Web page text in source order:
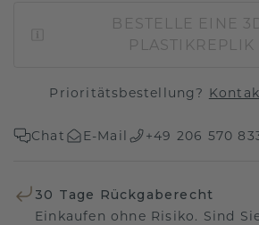
BESTELLE EINE
PLASTIKREPLIK
Prioritätsbestellung?
Chat E-Mail +49 206 570
30 Tage Rückgaberecht
Einkaufen ohne Risiko. Sind